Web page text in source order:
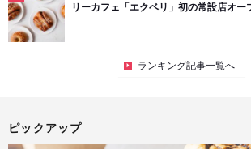
リーカフェ「エクベリ」初の常設店オー
ランキング記事一覧へ
ピックアップ